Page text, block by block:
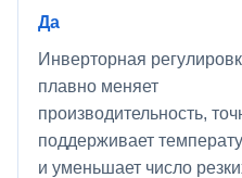
Да
Инверторная
плавно меняет
производительность,
поддерживает
и уменьшает число